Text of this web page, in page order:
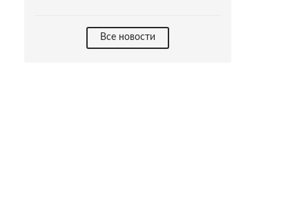
Все новости